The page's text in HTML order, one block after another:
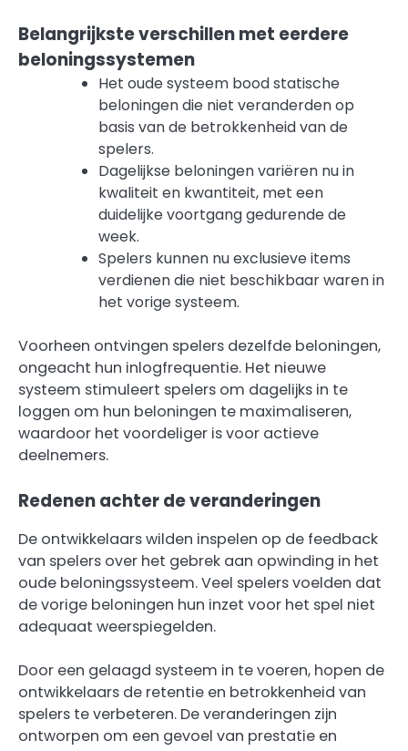
Belangrijkste verschillen met eerdere
beloningssystemen
Het oude systeem bood statische
beloningen die niet veranderden op
basis van de betrokkenheid van de
spelers.
Dagelijkse beloningen variëren nu in
kwaliteit en kwantiteit, met een
duidelijke voortgang gedurende de
week.
Spelers kunnen nu exclusieve items
verdienen die niet beschikbaar waren in
het vorige systeem.
Voorheen ontvingen spelers dezelfde beloningen,
ongeacht hun inlogfrequentie. Het nieuwe
systeem stimuleert spelers om dagelijks in te
loggen om hun beloningen te maximaliseren,
waardoor het voordeliger is voor actieve
deelnemers.
Redenen achter de veranderingen
De ontwikkelaars wilden inspelen op de feedback
van spelers over het gebrek aan opwinding in het
oude beloningssysteem. Veel spelers voelden dat
de vorige beloningen hun inzet voor het spel niet
adequaat weerspiegelden.
Door een gelaagd systeem in te voeren, hopen de
ontwikkelaars de retentie en betrokkenheid van
spelers te verbeteren. De veranderingen zijn
ontworpen om een gevoel van prestatie en